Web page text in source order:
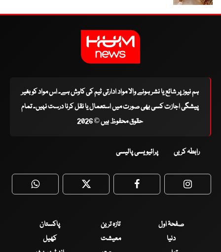
ہم نیوز پر شائع یا نشر ہونے والا مواد ادارتی ٹیم کی کاوش ہے۔ اس مواد کو بغیر
پیشگی اجازت کسی بھی صورت میں استعمال یا نقل کرنا درست نہیں۔ تمام
حقوق محفوظ ہیں © 2026
رابطہ کریں پرائیویسی پالیسی
WhatsApp Twitter Facebook
صفحۂ اول تازہ ترین
پاکستان
دنیا
معیشت
کھیل